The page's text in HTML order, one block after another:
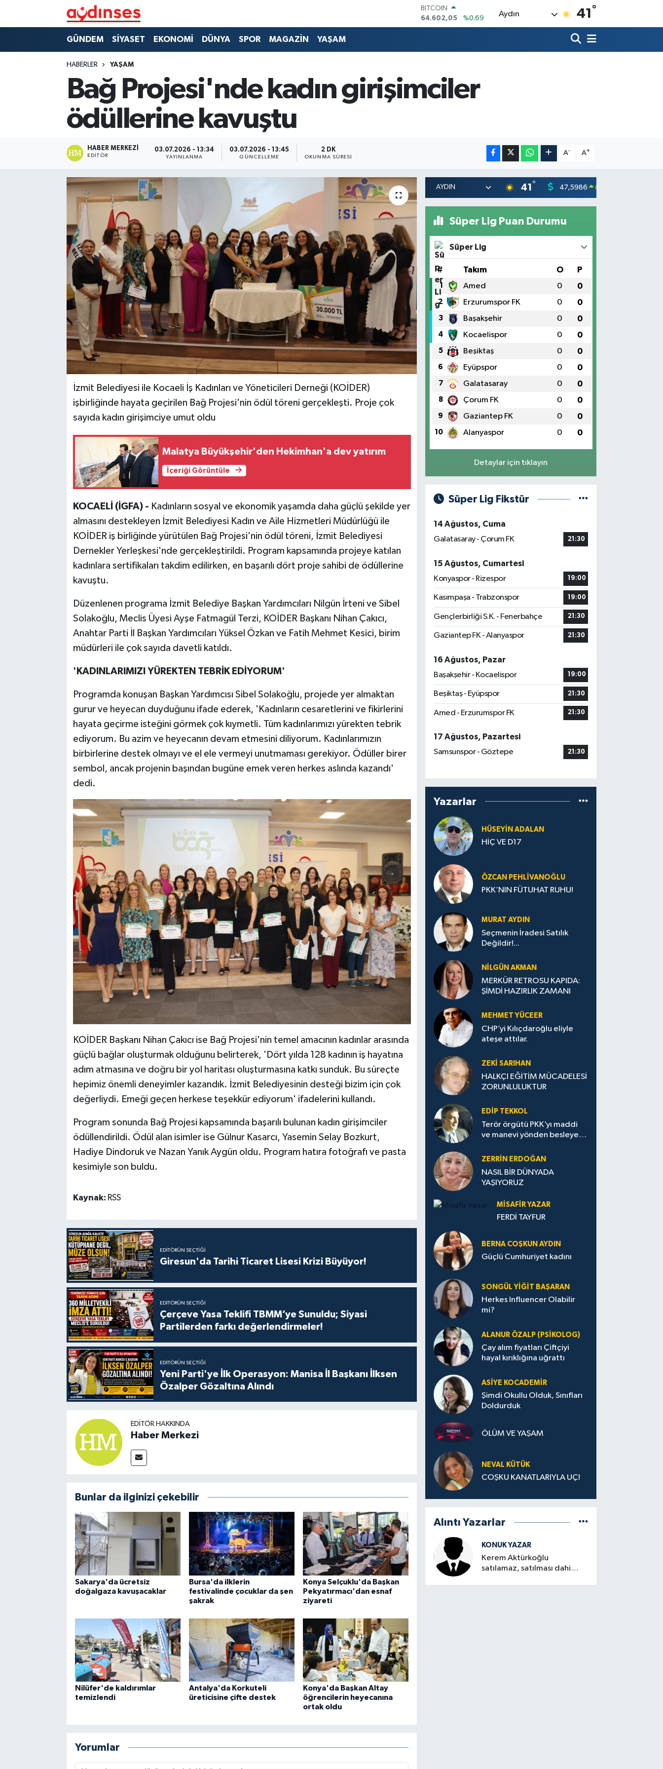
DOLAR
47,5986
%0.06
EURO
6513.94
%0.32
BİST100
13.768
%48
Aydın 41 °
GÜNDEM SİYASET EKONOMİ DÜNYA SPOR MAGAZİN YAŞAM
HABERLER YAŞAM
Bağ Projesi'nde kadın girişimciler
ödüllerine kavuştu
HABER MERKEZI
EDITÖR
03.07.2026 - 13:34
YAYINLANMA
03.07.2026 - 13:45
GÜNCELLEME
2 DK
OKUNMA SÜRESI
A- A+
İzmit Belediyesi ile Kocaeli İş Kadınları ve Yöneticileri Derneği (KOİDER)
işbirliğinde hayata geçirilen Bağ Projesi'nin ödül töreni gerçekleşti. Proje çok
sayıda kadın girişimciye umut oldu
Malatya Büyükşehir'den Hekimhan'a dev yatırım
İçeriği Görüntüle
KOCAELİ (İGFA) - Kadınların sosyal ve ekonomik yaşamda daha güçlü şekilde yer
almasını destekleyen İzmit Belediyesi Kadın ve Aile Hizmetleri Müdürlüğü ile
KOİDER iş birliğinde yürütülen Bağ Projesi'nin ödül töreni, İzmit Belediyesi
Dernekler Yerleşkesi'nde gerçekleştirildi. Program kapsamında projeye katılan
kadınlara sertifikaları takdim edilirken, en başarılı dört proje sahibi de ödüllerine
kavuştu.
Düzenlenen programa İzmit Belediye Başkan Yardımcıları Nilgün İrteni ve Sibel
Solakoğlu, Meclis Üyesi Ayşe Fatmagül Terzi, KOİDER Başkanı Nihan Çakıcı,
Anahtar Parti İl Başkan Yardımcıları Yüksel Özkan ve Fatih Mehmet Kesici, birim
müdürleri ile çok sayıda davetli katıldı.
'KADINLARIMIZI YÜREKTEN TEBRİK EDİYORUM'
Programda konuşan Başkan Yardımcısı Sibel Solakoğlu, projede yer almaktan
gurur ve heyecan duyduğunu ifade ederek, 'Kadınların cesaretlerini ve fikirlerini
hayata geçirme isteğini görmek çok kıymetli. Tüm kadınlarımızı yürekten tebrik
ediyorum. Bu azim ve heyecanın devam etmesini diliyorum. Kadınlarımızın
birbirlerine destek olmayı ve el ele vermeyi unutmaması gerekiyor. Ödüller birer
sembol, ancak projenin başından bugüne emek veren herkes aslında kazandı'
dedi.
KOİDER Başkanı Nihan Çakıcı ise Bağ Projesi'nin temel amacının kadınlar arasında
güçlü bağlar oluşturmak olduğunu belirterek, 'Dört yılda 128 kadının iş hayatına
adım atmasına ve doğru bir yol haritası oluşturmasına katkı sunduk. Bu süreçte
hepimiz önemli deneyimler kazandık. İzmit Belediyesinin desteği bizim için çok
değerliydi. Emeği geçen herkese teşekkür ediyorum' ifadelerini kullandı.
Program sonunda Bağ Projesi kapsamında başarılı bulunan kadın girişimciler
ödüllendirildi. Ödül alan isimler ise Gülnur Kasarcı, Yasemin Selay Bozkurt,
Hadiye Dindoruk ve Nazan Yanık Aygün oldu. Program hatıra fotoğrafı ve pasta
kesimiyle son buldu.
Kaynak: RSS
EDITÖRÜN SEÇTIĞI
Giresun'da Tarihi Ticaret Lisesi Krizi Büyüyor!
EDITÖRÜN SEÇTIĞI
Çerçeve Yasa Teklifi TBMM’ye Sunuldu; Siyasi
Partilerden farkı değerlendirmeler!
EDITÖRÜN SEÇTIĞI
Yeni Parti'ye İlk Operasyon: Manisa İl Başkanı İlksen
Özalper Gözaltına Alındı
EDITÖR HAKKINDA
Haber Merkezi
Bunlar da ilginizi çekebilir
Sakarya'da ücretsiz
doğalgaza kavuşacaklar
Bursa'da ilklerin
festivalinde çocuklar da şen
şakrak
Konya Selçuklu'da Başkan
Pekyatırmacı'dan esnaf
ziyareti
Nilüfer'de kaldırımlar
temizlendi
Antalya'da Korkuteli
üreticisine çifte destek
Konya'da Başkan Altay
öğrencilerin heyecanına
ortak oldu
Yorumlar
41 ° 47,5986 0.06
Süper Lig Puan Durumu
Süper Lig
# Takım O P
1 Amed 0 0
2 Erzurumspor FK 0 0
3 Başakşehir 0 0
4 Kocaelispor 0 0
5 Beşiktaş 0 0
6 Eyüpspor 0 0
7 Galatasaray 0 0
8 Çorum FK 0 0
9 Gaziantep FK 0 0
10 Alanyaspor 0 0
Detaylar için tıklayın
Süper Lig Fikstür
14 Ağustos, Cuma
Galatasaray - Çorum FK
21:30
15 Ağustos, Cumartesi
Konyaspor - Rizespor
19:00
Kasımpaşa - Trabzonspor 19:00
Gençlerbirliği S.K. - Fenerbahçe 21:30
Gaziantep FK - Alanyaspor 21:30
16 Ağustos, Pazar
Başakşehir - Kocaelispor
19:00
Beşiktaş - Eyüpspor 21:30
Amed - Erzurumspor FK 21:30
17 Ağustos, Pazartesi
Samsunspor - Göztepe
21:30
Yazarlar
HÜSEYIN ADALAN
HİÇ VE D17
ÖZCAN PEHLIVANOĞLU
PKK’NIN FÜTUHAT RUHU!
MURAT AYDIN
Seçmenin İradesi Satılık
Değildir!...
NILGÜN AKMAN
MERKÜR RETROSU KAPIDA:
ŞİMDİ HAZIRLIK ZAMANI
MEHMET YÜCEER
CHP’yi Kılıçdaroğlu eliyle
ateşe attılar.
ZEKI SARIHAN
HALKÇI EĞİTİM MÜCADELESİ
ZORUNLULUKTUR
EDIP TEKKOL
Terör örgütü PKK’yı maddi
ve manevi yönden besleyen
ZERRIN ERDOĞAN
NASIL BİR DÜNYADA
YAŞIYORUZ
MISAFIR YAZAR
FERDİ TAYFUR
BERNA COŞKUN AYDIN
Güçlü Cumhuriyet kadını
SONGÜL YIĞIT BAŞARAN
Herkes Influencer Olabilir
mi?
ALANUR ÖZALP (PSIKOLOG)
Çay alım fiyatları Çiftçiyi
hayal kırıklığına uğrattı
ASIYE KOCADEMİR
Şimdi Okullu Olduk, Sınıfları
Doldurduk
ÖLÜM VE YAŞAM
NEVAL KÜTÜK
COŞKU KANATLARIYLA UÇ!
Alıntı Yazarlar
KONUK YAZAR
Kerem Aktürkoğlu
satılamaz, satılması dahi
Nöbetçi Eczaneler
Hava Durumu
Aydin Namaz Vakitleri
Trafik Durumu
Tüm Manşetler
Son Dakika Haberleri